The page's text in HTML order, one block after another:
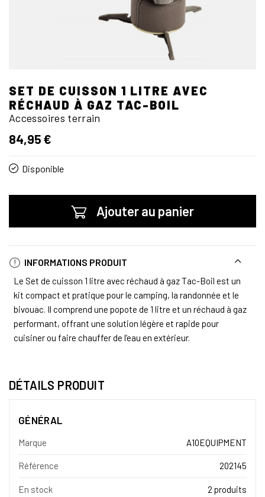
SET DE CUISSON 1 LITRE AVEC
RÉCHAUD À GAZ TAC-BOIL
Accessoires terrain
84,95 €
Disponible
Ajouter au panier
INFORMATIONS PRODUIT
Le Set de cuisson 1 litre avec réchaud à gaz Tac-Boil est un
kit compact et pratique pour le camping, la randonnée et le
bivouac. Il comprend une popote de 1 litre et un réchaud à gaz
performant, offrant une solution légère et rapide pour
cuisiner ou faire chauffer de l’eau en extérieur.
DÉTAILS PRODUIT
GÉNÉRAL
Marque A10EQUIPMENT
Référence 202145
En stock 2 produits